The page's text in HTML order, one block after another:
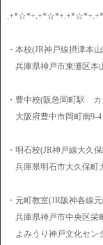
・本校(JR神戸線摂津本
兵庫県神戸市東灘区本
・豊中校(阪急岡町駅
大阪府豊中市岡町南9-
・明石校(JR神戸線大久
兵庫県明石市大久保町
・元町教室(JR阪神各線
兵庫県神戸市中央区栄
よみうり神戸文化セン